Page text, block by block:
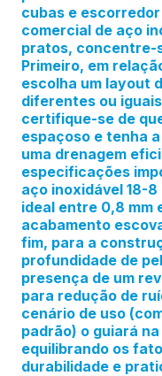
cubas e
comercial de aço
pratos, concentre-
Primeiro, em
escolha um layout
diferentes ou
certifique-se de
espaçoso e tenha
uma drenagem
especificações
aço inoxidável 18-
ideal entre 0,8 mm
acabamento
fim, para a
profundidade de
presença de um
para redução de
cenário de uso
padrão) o guiará
equilibrando os
durabilidade e